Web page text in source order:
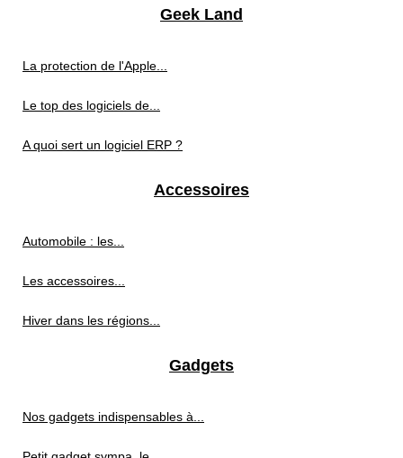
Geek Land
La protection de l'Apple...
Le top des logiciels de...
A quoi sert un logiciel ERP ?
Accessoires
Automobile : les...
Les accessoires...
Hiver dans les régions...
Gadgets
Nos gadgets indispensables à...